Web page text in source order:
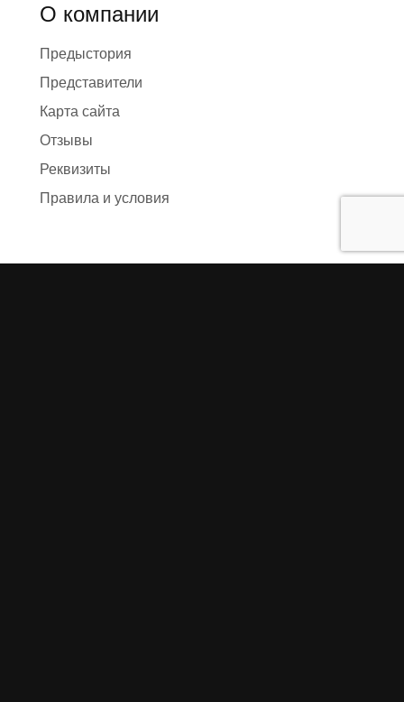
О компании
Предыстория
Представители
Карта сайта
Отзывы
Реквизиты
Правила и условия